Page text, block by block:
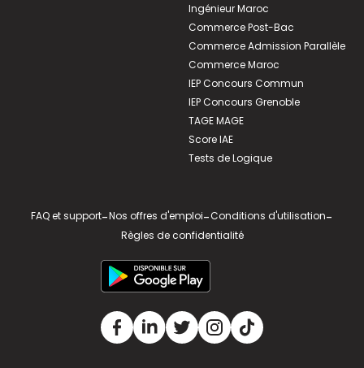
Ingénieur Maroc
Commerce Post-Bac
Commerce Admission Parallèle
Commerce Maroc
IEP Concours Commun
IEP Concours Grenoble
TAGE MAGE
Score IAE
Tests de Logique
FAQ et support-Nos offres d'emploi-Conditions d'utilisation-
Règles de confidentialité